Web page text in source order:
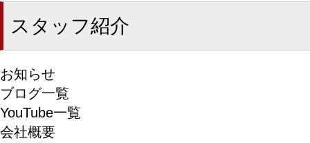
スタッフ紹介
お知らせ
ブログ一覧
YouTube一覧
会社概要